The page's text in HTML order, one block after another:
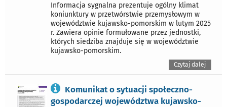
Informacja sygnalna prezentuje ogólny klimat
koniunktury w przetwórstwie przemysłowym w
województwie kujawsko-pomorskim w lutym 2025
r. Zawiera opinie formułowane przez jednostki,
których siedziba znajduje się w województwie
kujawsko-pomorskim.
Czytaj dalej
Komunikat o sytuacji społeczno-
gospodarczej województwa kujawsko-